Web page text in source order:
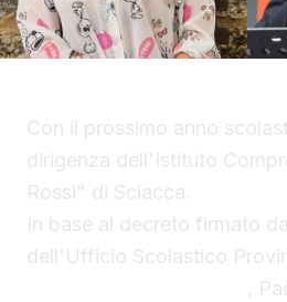
Con il prossimo anno
dirigenza dell'Istituto
Rossi" di Sciacca.
In base al decreto firmato
dell'Ufficio Scolastico
,